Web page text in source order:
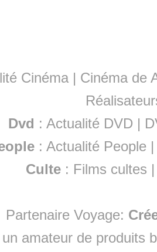
Cinéma | Cinéma de
Dvd : Actualité DVD |
:Actualité People
Culte : Films cultes
Partenaire Voyage:
amateur de produits